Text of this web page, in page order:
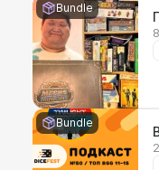
Bundle
Bundle